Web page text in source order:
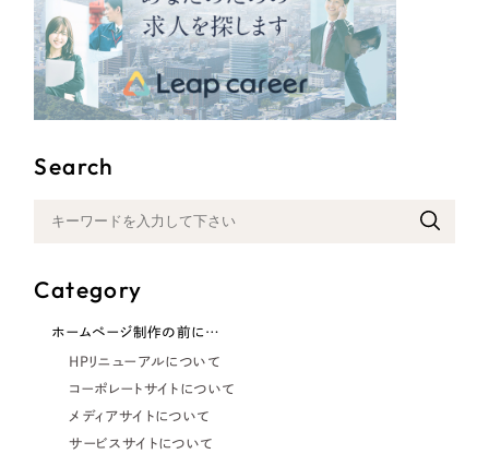
Search
Category
ホームページ制作の前に…
HPリニューアルについて
コーポレートサイトについて
メディアサイトについて
サービスサイトについて